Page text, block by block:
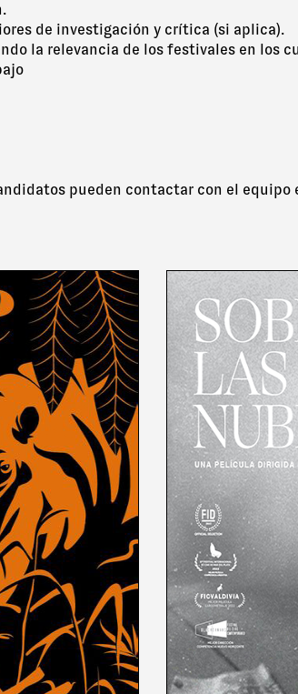
de investigación y crítica (si aplica).
la relevancia de los festivales en los
pueden contactar con el